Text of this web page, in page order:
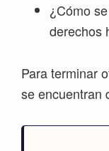
¿Cómo
derechos
Para terminar
se encuentran